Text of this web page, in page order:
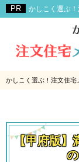
かしこく選ぶ
かしこく選ぶ！注文住宅
【甲府版】